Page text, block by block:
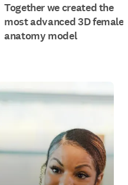
Together we created the
most advanced 3D female
anatomy model